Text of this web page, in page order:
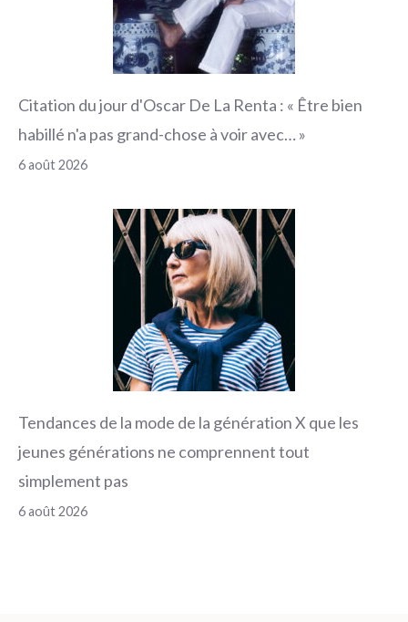
Citation du jour d'Oscar De La Renta : « Être bien
habillé n'a pas grand-chose à voir avec… »
6 août 2026
Tendances de la mode de la génération X que les
jeunes générations ne comprennent tout
simplement pas
6 août 2026